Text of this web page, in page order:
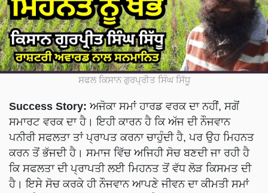
ਸਫਲ ਕਿਸਾਨ ਗੁਰਪ੍ਰੀਤ ਸਿੰਘ ਸਿੱਧੂ
Success Story: ਅਜੋਕਾ ਸਮਾਂ ਹਾਰਡ ਵਰਕ ਦਾ ਨਹੀਂ, ਸਗੋਂ
ਸਮਾਰਟ ਵਰਕ ਦਾ ਹੈ। ਇਹੀ ਕਾਰਨ ਹੈ ਕਿ ਅੱਜ ਦੀ ਨੌਜਵਾਨ
ਪਨੀਰੀ ਸਫਲਤਾ ਤਾਂ ਪ੍ਰਾਪਤ ਕਰਨਾ ਚਾਹੁੰਦੀ ਹੈ, ਪਰ ਉਹ ਮਿਹਨਤ
ਕਰਨ ਤੋਂ ਭੱਜਦੀ ਹੈ। ਸਮਾਜ ਵਿੱਚ ਅਜਿਹੀ ਸੋਚ ਬਣਦੀ ਜਾ ਰਹੀ ਹੈ
ਕਿ ਸਫਲਤਾ ਦੀ ਪ੍ਰਾਪਤੀ ਲਈ ਮਿਹਨਤ ਤੋਂ ਵੱਧ ਲੋੜ ਕਿਸਮਤ ਦੀ
ਹੈ। ਇਸੇ ਸੋਚ ਕਰਕੇ ਹੀ ਨੌਜਵਾਨ ਆਪਣੇ ਜੀਵਨ ਦਾ ਕੀਮਤੀ ਸਮਾਂ